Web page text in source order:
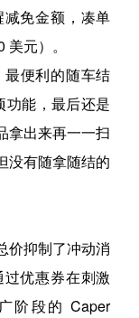
免金额，凑单
元）。
便利的随车结
功能，最后还是
拿出来再一一扫
没有随拿随结的
价抑制了冲动消
优惠券在刺激
阶段的 Caper